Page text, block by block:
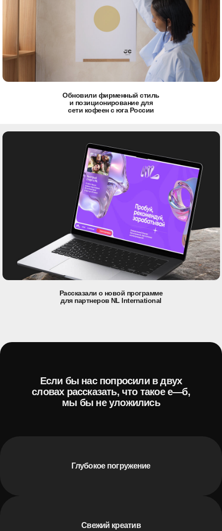
Обновили фирменный стиль
и позиционирование для
сети кофеен с юга России
Рассказали о новой программе
для партнеров NL International
Если бы нас попросили в двух
словах рассказать, что такое е—б,
мы бы не уложились
Свежий креатив
Глубокое погружение